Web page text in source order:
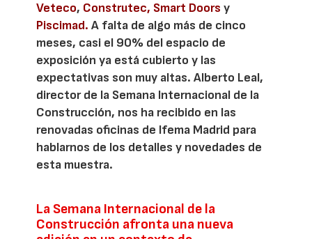
Veteco, Construtec, Smart Doors y
Piscimad. A falta de algo más de cinco
meses, casi el 90% del espacio de
exposición ya está cubierto y las
expectativas son muy altas. Alberto Leal,
director de la Semana Internacional de la
Construcción, nos ha recibido en las
renovadas oficinas de Ifema Madrid para
hablarnos de los detalles y novedades de
esta muestra.
La Semana Internacional de la
Construcción afronta una nueva